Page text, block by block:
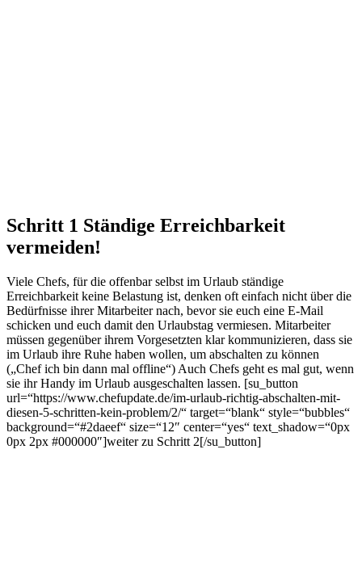
Schritt 1 Ständige Erreichbarkeit
vermeiden!
Viele Chefs, für die offenbar selbst im Urlaub ständige
Erreichbarkeit keine Belastung ist, denken oft einfach nicht über die
Bedürfnisse ihrer Mitarbeiter nach, bevor sie euch eine E-Mail
schicken und euch damit den Urlaubstag vermiesen. Mitarbeiter
müssen gegenüber ihrem Vorgesetzten klar kommunizieren, dass sie
im Urlaub ihre Ruhe haben wollen, um abschalten zu können
(„Chef ich bin dann mal offline“) Auch Chefs geht es mal gut, wenn
sie ihr Handy im Urlaub ausgeschalten lassen. [su_button
url=“https://www.chefupdate.de/im-urlaub-richtig-abschalten-mit-
diesen-5-schritten-kein-problem/2/“ target=“blank“ style=“bubbles“
background=“#2daeef“ size=“12″ center=“yes“ text_shadow=“0px
0px 2px #000000″]weiter zu Schritt 2[/su_button]